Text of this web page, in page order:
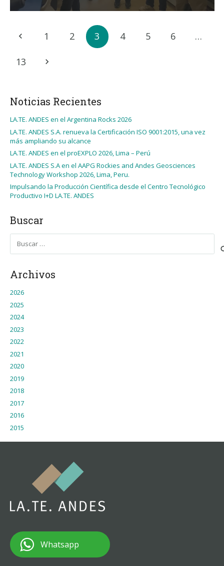
1 2 3 4 5 6 …
13
Noticias Recientes
LA.TE. ANDES en el Argentina Rocks 2026
LA.TE. ANDES S.A. renueva la Certificación ISO 9001:2015, una vez
más ampliando su alcance
LA.TE. ANDES en el proEXPLO 2026, Lima – Perú
LA.TE. ANDES S.A en el AAPG Rockies and Andes Geosciences
Technology Workshop 2026, Lima, Peru.
Impulsando la Producción Científica desde el Centro Tecnológico
Productivo I+D LA.TE. ANDES
Buscar
Archivos
2026
2025
2024
2023
2022
2021
2020
2019
2018
2017
2016
2015
Whatsapp